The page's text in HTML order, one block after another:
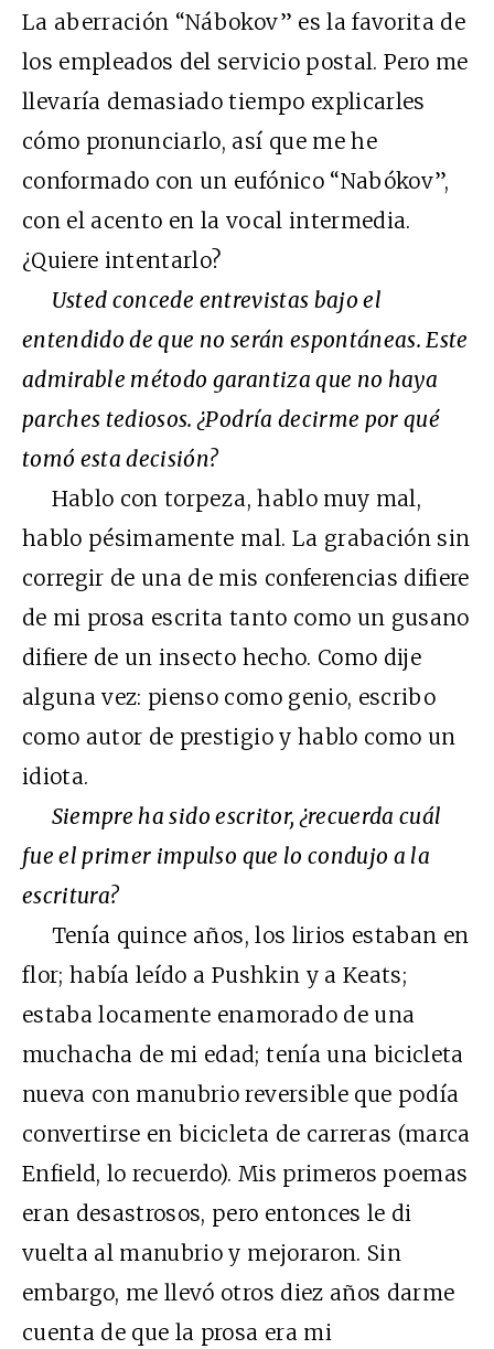
La aberración “Nábokov” es la favorita de
los empleados del servicio postal. Pero me
llevaría demasiado tiempo explicarles
cómo pronunciarlo, así que me he
conformado con un eufónico “Nabókov”,
con el acento en la vocal intermedia.
¿Quiere intentarlo?
Usted concede entrevistas bajo el
entendido de que no serán espontáneas. Este
admirable método garantiza que no haya
parches tediosos. ¿Podría decirme por qué
tomó esta decisión?
Hablo con torpeza, hablo muy mal,
hablo pésimamente mal. La grabación sin
corregir de una de mis conferencias difiere
de mi prosa escrita tanto como un gusano
difiere de un insecto hecho. Como dije
alguna vez: pienso como genio, escribo
como autor de prestigio y hablo como un
idiota.
Siempre ha sido escritor, ¿recuerda cuál
fue el primer impulso que lo condujo a la
escritura?
Tenía quince años, los lirios estaban en
flor; había leído a Pushkin y a Keats;
estaba locamente enamorado de una
muchacha de mi edad; tenía una bicicleta
nueva con manubrio reversible que podía
convertirse en bicicleta de carreras (marca
Enfield, lo recuerdo). Mis primeros poemas
eran desastrosos, pero entonces le di
vuelta al manubrio y mejoraron. Sin
embargo, me llevó otros diez años darme
cuenta de que la prosa era mi